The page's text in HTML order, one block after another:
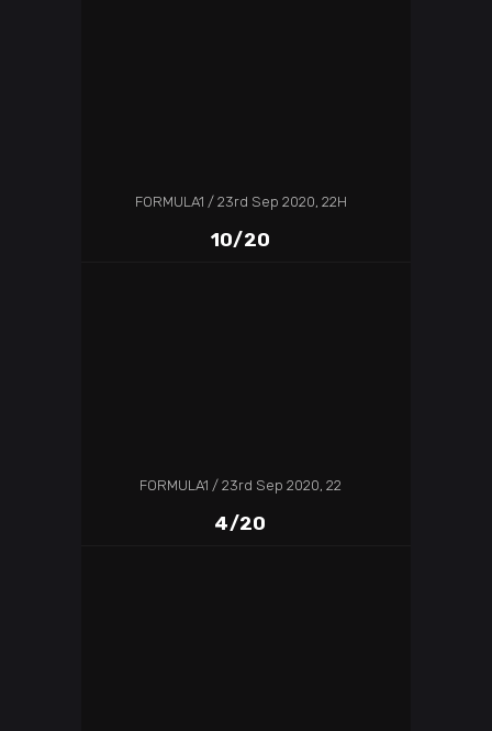
FORMULA1 23rd Sep 2020, 22H
10/20
FORMULA1 23rd Sep 2020, 22
4/20